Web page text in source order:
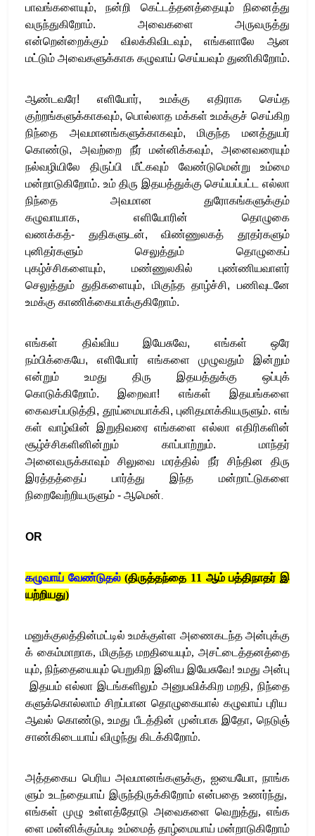
பாவங்களையும், நன்றி கெட்டத்தனத்தையும் நினைத்து
வருந்துகிறோம். அவைகளை அருவருத்து
என்றென்றைக்கும் விலக்கிவிடவும்,எங்களாலே ஆன
மட்டும் அவைகளுக்காக கழுவாய் செய்யவும் துணிகிறோம்.
ஆண்டவரே!எளியோர், உமக்கு எதிராக செய்த
குற்றங்களுக்காகவும், பொல்லாத மக்கள் உமக்குச் செய்கிற
நிந்தை அவமானங்களுக்காகவும், மிகுந்த மனத்துயர்
கொண்டு, அவற்றை நீர் மன்னிக்கவும், அனைவரையும்
நல்வழியிலே திருப்பி மீட்கவும் வேண்டுமென்று உம்மை
மன்றாடுகிறோம். உம் திரு இதயத்துக்கு செய்யப்பட்ட எல்லா
நிந்தை அவமான துரோகங்களுக்கும்
கழுவாயாக, எளியோரின் தொழுகை
வணக்கத்- துதிகளுடன், விண்ணுலகத் தூதர்களும்
புனிதர்களும் செலுத்தும் தொழுகைப்
புகழ்ச்சிகளையும், மண்ணுலகில் புண்ணியவாளர்
செலுத்தும் துதிகளையும், மிகுந்த தாழ்ச்சி, பணிவுடனே
உமக்கு காணிக்கையாக்குகிறோம்.
எங்கள் திவ்விய இயேசுவே, எங்கள் ஒரே
நம்பிக்கையே, எளியோர் எங்களை முழுவதும் இன்றும்
என்றும் உமது திரு இதயத்துக்கு ஒப்புக்
கொடுக்கிறோம். இறைவா! எங்கள் இதயங்களை
கைவசப்படுத்தி, தூய்மையாக்கி, புனிதமாக்கியருளும். எங்
கள் வாழ்வின் இறுதிவரை எங்களை எல்லா எதிரிகளின்
சூழ்ச்சிகளினின்றும் காப்பாற்றும். மாந்தர்
அனைவருக்காவும் சிலுவை மரத்தில் நீர் சிந்தின திரு
இரத்தத்தைப் பார்த்து இந்த மன்றாட்டுகளை
நிறைவேற்றியருளும் - ஆமென்
OR
கழுவாய் வேண்டுதல் (திருத்தந்தை 11 ஆம் பத்திநாதர் இ
யற்றியது)
மனுக்குலத்தின்மட்டில் உமக்குள்ள அணைகடந்த அன்புக்கு
க் கைம்மாறாக, மிகுந்த மறதியையும், அசட்டைத்தனத்தை
யும்,நிந்தையையும் பெறுகிற இனிய இயேசுவே! உமது அன்பு
இதயம் எல்லா இடங்களிலும் அனுபவிக்கிற மறதி,நிந்தை
களுக்கொல்லாம் சிறப்பான தொழுகையால் கழுவாய் புரிய
ஆவல் கொண்டு,உமது பீடத்தின் முன்பாக இதோ,நெடுஞ்
சாண்கிடையாய் விழுந்து கிடக்கிறோம்.
அத்தகைய பெரிய அவமானங்களுக்கு, ஐயையோ, நாங்க
ளும் உடந்தையாய் இருந்திருக்கிறோம் என்பதை உணர்ந்து,
எங்கள் முழு உள்ளத்தோடு அவைகளை வெறுத்து, எங்க
ளை மன்னிக்கும்படி உம்மைத் தாழ்மையாய் மன்றாடுகிறோம்